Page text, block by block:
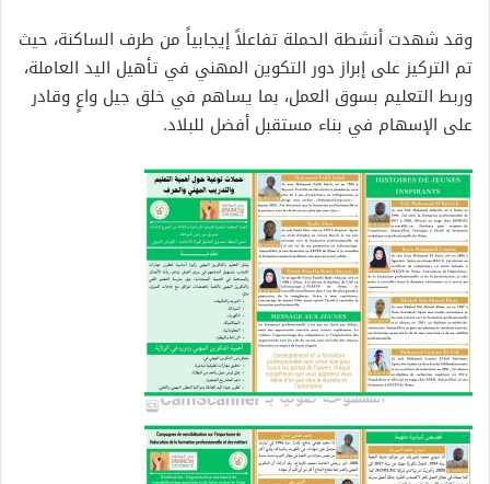
وقد شهدت أنشطة الحملة تفاعلاً إيجابياً من طرف الساكنة، حيث
تم التركيز على إبراز دور التكوين المهني في تأهيل اليد العاملة،
وربط التعليم بسوق العمل، بما يساهم في خلق جيل واعٍ وقادر
على الإسهام في بناء مستقبل أفضل للبلاد.